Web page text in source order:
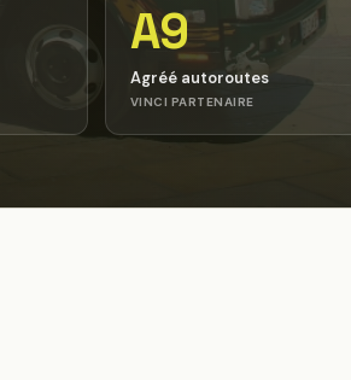
A9
Agréé autoroutes
VINCI PARTENAIRE